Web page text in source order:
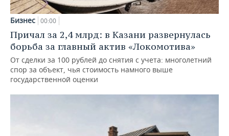
Бизнес 00:00
Причал за 2,4 млрд: в Казани развернулась
борьба за главный актив «Локомотива»
От сделки за 100 рублей до снятия с учета: многолетний
спор за объект, чья стоимость намного выше
государственной оценки